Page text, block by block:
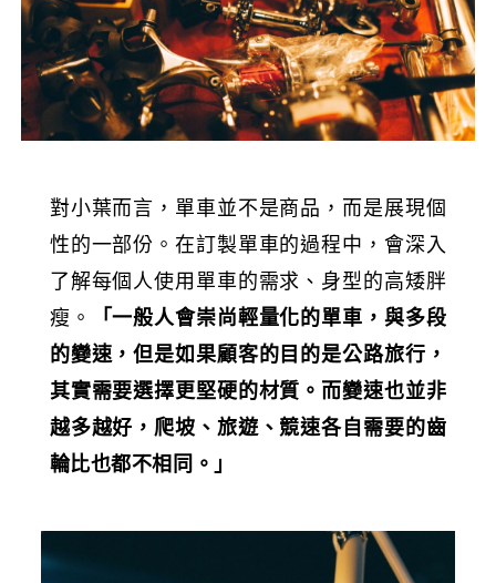
對小葉而言，單車並不是商品，而是展現個
性的一部份。在訂製單車的過程中，會深入
了解每個人使用單車的需求、身型的高矮胖
瘦。
「一般人會崇尚輕量化的單車，與多段
的變速，但是如果顧客的目的是公路旅行，
其實需要選擇更堅硬的材質。而變速也並非
越多越好，爬坡、旅遊、競速各自需要的齒
輪比也都不相同。」